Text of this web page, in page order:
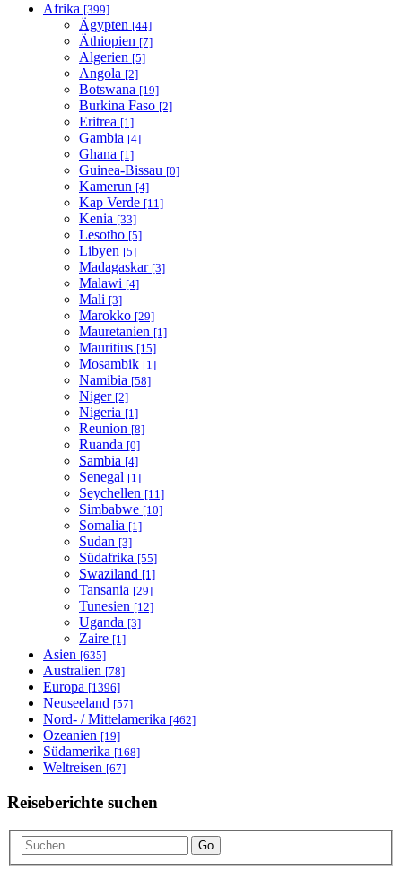
Afrika [399]
Ägypten [44]
Äthiopien [7]
Algerien [5]
Angola [2]
Botswana [19]
Burkina Faso [2]
Eritrea [1]
Gambia [4]
Ghana [1]
Guinea-Bissau [0]
Kamerun [4]
Kap Verde [11]
Kenia [33]
Lesotho [5]
Libyen [5]
Madagaskar [3]
Malawi [4]
Mali [3]
Marokko [29]
Mauretanien [1]
Mauritius [15]
Mosambik [1]
Namibia [58]
Niger [2]
Nigeria [1]
Reunion [8]
Ruanda [0]
Sambia [4]
Senegal [1]
Seychellen [11]
Simbabwe [10]
Somalia [1]
Sudan [3]
Südafrika [55]
Swaziland [1]
Tansania [29]
Tunesien [12]
Uganda [3]
Zaire [1]
Asien [635]
Australien [78]
Europa [1396]
Neuseeland [57]
Nord- / Mittelamerika [462]
Ozeanien [19]
Südamerika [168]
Weltreisen [67]
Reiseberichte suchen
Go